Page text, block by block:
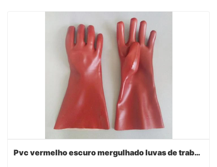
Pvc vermelho escuro mergulhado luvas de trabalho 35cm